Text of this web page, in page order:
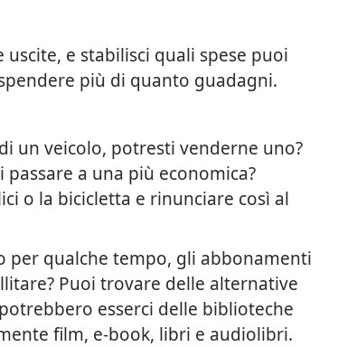
e stabilisci quali spese puoi
più di quanto guadagni.
un veicolo, potresti venderne uno?
passare a una più economica?
o la bicicletta e rinunciare così al
per qualche tempo, gli abbonamenti
Puoi trovare delle alternative
esserci delle biblioteche
film, e-book, libri e audiolibri.